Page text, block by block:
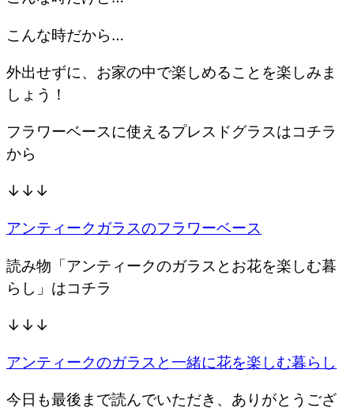
こんな時だから…
外出せずに、お家の中で楽しめることを楽しみま
しょう！
フラワーベースに使えるプレスドグラスはコチラ
から
↓↓↓
アンティークガラスのフラワーベース
読み物「アンティークのガラスとお花を楽しむ暮
らし」はコチラ
↓↓↓
アンティークのガラスと一緒に花を楽しむ暮らし
今日も最後まで読んでいただき、ありがとうござ